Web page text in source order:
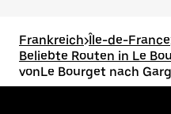
Frankreich>Île-de-France
Beliebte Routen in Le
vonLe Bourget nach